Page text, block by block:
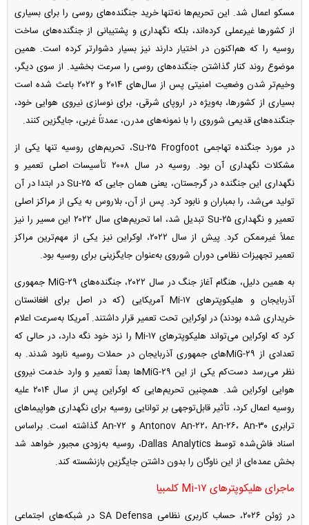
مسکو اعمال شد. این تحریم‌ها نه‌تنها خرید جنگنده‌های روسی را برای بسیاری
از کشور‌ها غیرعملی کرده‌اند، بلکه نگهداری و پشتیبانی از جنگنده‌های ساخت
روسیه را که هم‌اکنون در اختیار دارند نیز بسیار دشوارتر کرده است. همین
موضوع روند کنار گذاشتن جنگنده‌های روسی را سرعت بخشید. از سوی دیگر،
وخیم‌تر شدن وضعیت امنیتی پس از سال‌های ۲۰۱۴ و ۲۰۲۲ باعث شده است
بسیاری از کشورها، به‌ویژه در اروپای شرقی، برای نوسازی نیروی هوایی خود،
جنگنده‌های قدیمی شوروی را با نمونه‌های مدرن، عمدتاً غربی، جایگزین کنند.
در مورد جنگنده تهاجمی Su-۲۵ Frogfoot، تحریم‌های روسیه تنها یکی از
مشکلات نگهداری آن بود. روسیه در سال ۲۰۰۸ تأسیسات اصلی تعمیر و
نگهداری این جنگنده در گرجستان، یعنی همان جایی که Su-۲۵ در ابتدا در آن
تولید می‌شد، را بمباران و نابود کرد. پس از آن، بلاروس به یکی از مراکز اصلی
تعمیر و نگهداری Su-۲۵ تبدیل شد، اما تحریم‌های سال ۲۰۲۲ این مسیر را نیز
عملاً غیرممکن کرد. پیش از سال ۲۰۲۲، اوکراین نیز یکی از مهم‌ترین مراکز
تعمیر تجهیزات نظامی دوران شوروی به‌عنوان جایگزینی برای روسیه بود.
به همین دلیل، هنگام آغاز جنگ در سال ۲۰۲۲، جنگنده‌های MiG-۲۹ جمهوری
آذربایجان و هلیکوپتر‌های Mi-۱۷ آمریکایی (که در اصل برای افغانستان
خریداری شده بودند) در اوکراین تحت تعمیر قرار داشتند. آمریکا به‌سرعت اعلام
کرد که اوکراین می‌تواند هلیکوپتر‌های Mi-۱۷ را نزد خود نگه دارد، در حالی که
تعدادی از MiG-۲۹‌های جمهوری آذربایجان در حملات روسیه نابود شدند. به
نظر می‌رسد دست‌کم یکی از این MiG-۲۹‌ها بعداً تعمیر و وارد خدمت نیروی
هوایی اوکراین شد. همچنین تحریم‌هایی که اوکراین پس از سال ۲۰۱۴ علیه
روسیه اعمال کرد، تأثیر قابل‌توجهی بر توانایی روسیه برای نگهداری هواپیما‌های
ترابری Antonov An-۲۲، An-۲۶، An-۳۰ و An-۷۲ گذاشته است. براساس
اسناد فاش‌شده توسط Dallas Analytics، روسیه به‌زودی مجبور خواهد شد
بخش عمده‌ای از این ناوگان را بدون داشتن جایگزین بازنشسته کند.
ماجرای هلیکوپتر‌های Mi-۱۷ کلمبیا
در ژوئن ۲۰۲۶، حساب کاربری نظامی SA Defensa در شبکه‌های اجتماعی